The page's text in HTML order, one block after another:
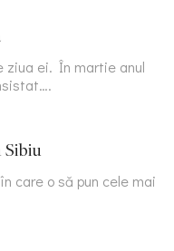
ei. În martie anul
Sibiu
care o să pun cele mai